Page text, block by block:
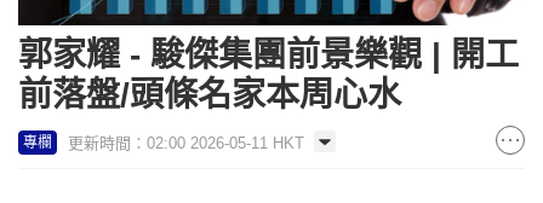
郭家耀 - 駿傑集團前景樂觀 | 開工
前落盤/頭條名家本周心水
專欄 更新時間：02:00 2026-05-11 HKT